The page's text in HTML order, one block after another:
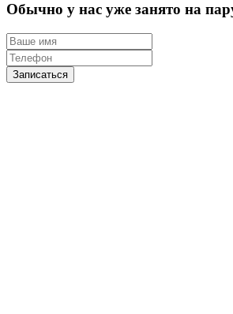
Обычно у нас уже занято на
Записаться